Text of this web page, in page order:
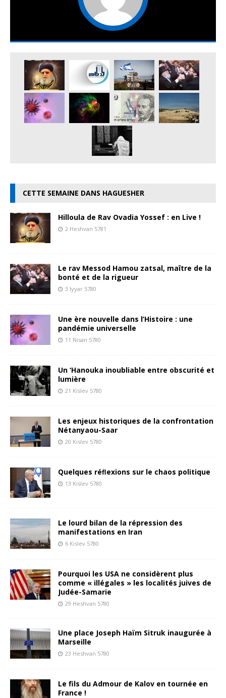
CETTE SEMAINE DANS HAGUESHER
Hilloula de Rav Ovadia Yossef : en Live !
2 Heshvan 5781
Le rav Messod Hamou zatsal, maître de la
bonté et de la rigueur
3 Iyyar 5780
Une ère nouvelle dans l’Histoire : une
pandémie universelle
11 Nisan 5780
Un ‘Hanouka inoubliable entre obscurité et
lumière
21 Kislev 5780
Les enjeux historiques de la confrontation
Nétanyaou-Saar
20 Kislev 5780
Quelques réﬂexions sur le chaos politique
13 Kislev 5780
Le lourd bilan de la répression des
manifestations en Iran
6 Kislev 5780
Pourquoi les USA ne considèrent plus
comme « illégales » les localités juives de
Judée-Samarie
29 Heshvan 5780
Une place Joseph Haïm Sitruk inaugurée à
Marseille
23 Heshvan 5780
Le fils du Admour de Kalov en tournée en
France !